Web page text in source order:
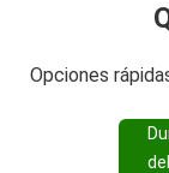
Opciones